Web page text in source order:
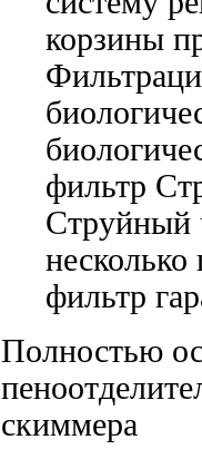
корзины
фильтр
Струйный
несколько
фильтр
Полностью
скиммера